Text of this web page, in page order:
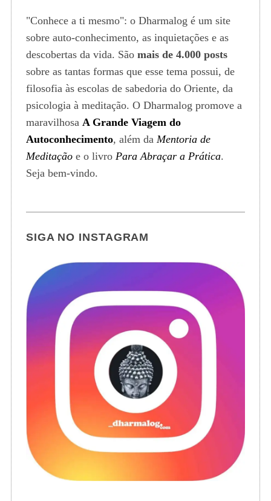
"Conhece a ti mesmo": o Dharmalog é um site
sobre auto-conhecimento, as inquietações e as
descobertas da vida. São mais de 4.000 posts
sobre as tantas formas que esse tema possui, de
filosofia às escolas de sabedoria do Oriente, da
psicologia à meditação. O Dharmalog promove a
maravilhosa A Grande Viagem do
Autoconhecimento, além da Mentoria de
Meditaçãoe o livro Para Abraçar a Prática.
Seja bem-vindo.
SIGA NO INSTAGRAM